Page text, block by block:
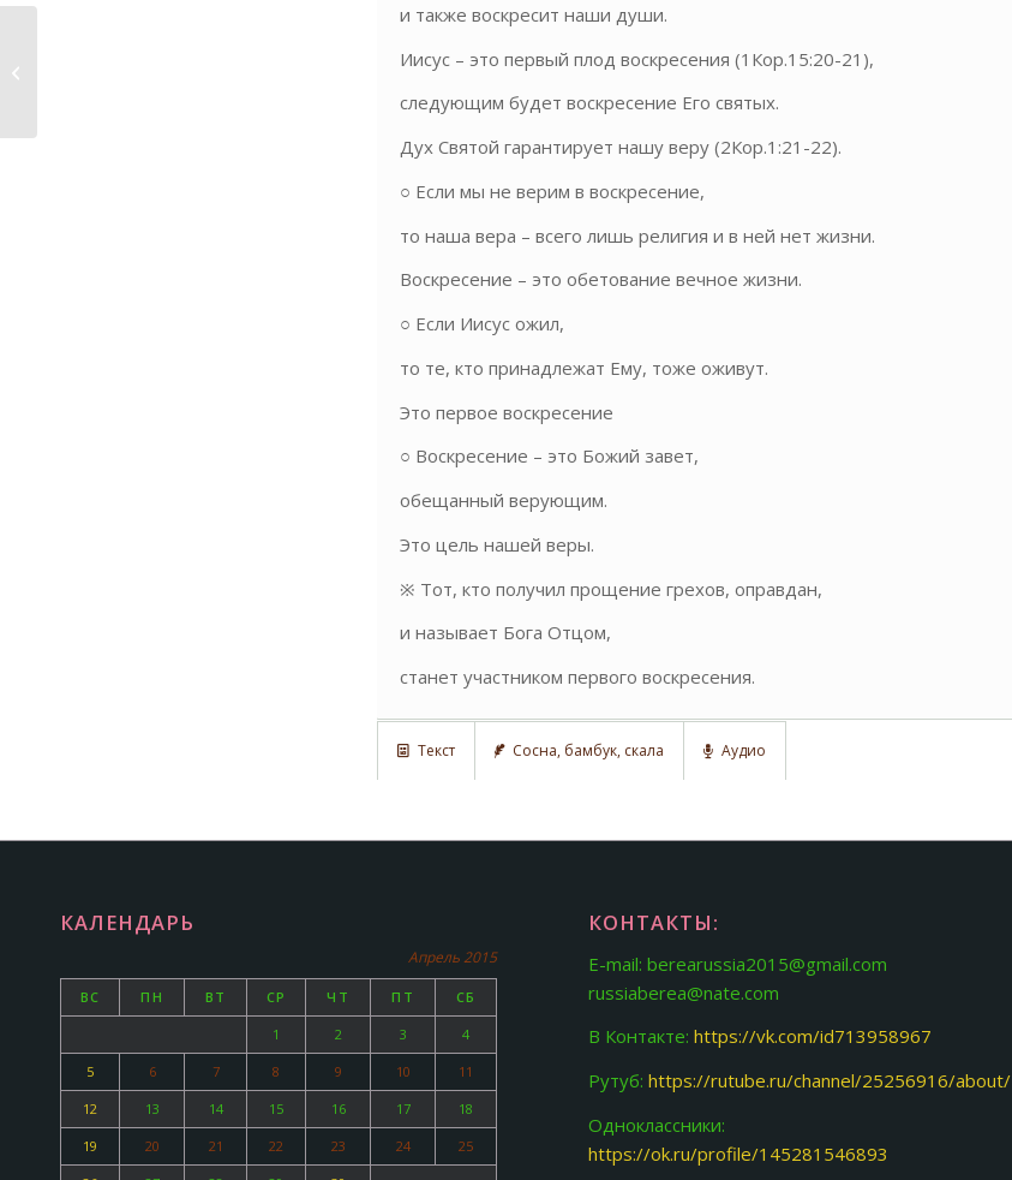
и также воскресит наши души.
Иисус – это первый плод воскресения (1Кор.15:20-21),
следующим будет воскресение Его святых.
Дух Святой гарантирует нашу веру (2Кор.1:21-22).
○ Если мы не верим в воскресение,
то наша вера – всего лишь религия и в ней нет жизни.
Воскресение – это обетование вечное жизни.
○ Если Иисус ожил,
то те, кто принадлежат Ему, тоже оживут.
Это первое воскресение
○ Воскресение – это Божий завет,
обещанный верующим.
Это цель нашей веры.
※ Тот, кто получил прощение грехов, оправдан,
и называет Бога Отцом,
станет участником первого воскресения.
Текст Сосна, бамбук, скала Аудио
КАЛЕНДАРЬ
Апрель 2015
ВС ПН ВТ СР ЧТ ПТ СБ
1 2 3 4
5 6 7 8 9 10 11
12 13 14 15 16 17 18
19 20 21 22 23 24 25
КОНТАКТЫ:
E-mail: berearussia2015@gmail.com
russiaberea@nate.com
В Контакте: https://vk.com/id713958967
Рутуб: https://rutube.ru/channel/25256916/about/
Одноклассники:
https://ok.ru/profile/145281546893